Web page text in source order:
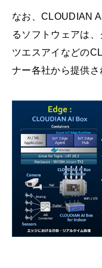
なお、CLOUDIAN
るソフトウェアは
ツエスアイなどの
ナー各社から提供さ